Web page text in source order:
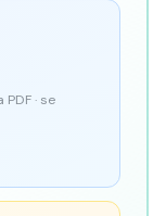
· se